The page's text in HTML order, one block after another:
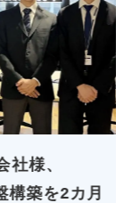
様、
を2カ月